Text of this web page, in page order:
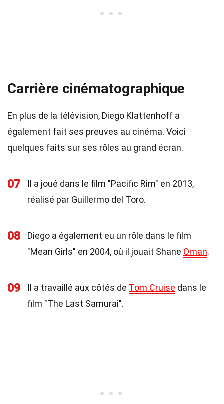
Carrière cinématographique
En plus de la télévision, Diego Klattenhoff a
également fait ses preuves au cinéma. Voici
quelques faits sur ses rôles au grand écran.
07
Il a joué dans le film "Pacific Rim" en 2013,
réalisé par Guillermo del Toro.
08
Diego a également eu un rôle dans le film
"Mean Girls" en 2004, où il jouait Shane Oman.
09 Il a travaillé aux côtés de Tom Cruise dans le
film "The Last Samurai".